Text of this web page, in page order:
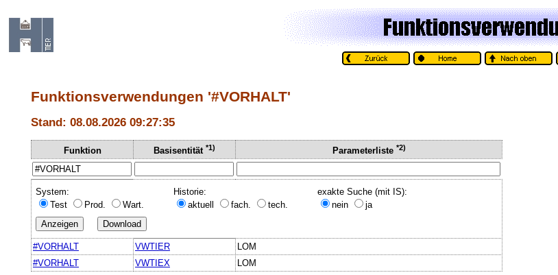
Funktionsverwendungen '#VORHALT'
Stand: 08.08.2026 09:27:35
Funktion Basisentität *1) Parameterliste *2)
System:
Test
Prod. Wart.
Historie:
aktuell
fach. tech.
exakte Suche (mit IS):
nein
ja
#VORHALT VWTIER
LOM
#VORHALT
VWTIEX LOM